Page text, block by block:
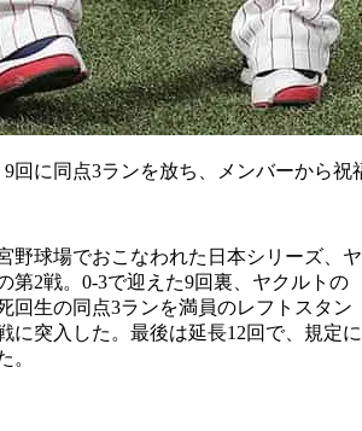
9回に同点3ランを放ち、メンバーから
野球場でおこなわれた日本シリーズ、ヤ
第2戦。0-3で迎えた9回裏、ヤクルトの
回生の同点3ランを満員のレフトスタン
に突入した。最後は延長12回で、規定に
。